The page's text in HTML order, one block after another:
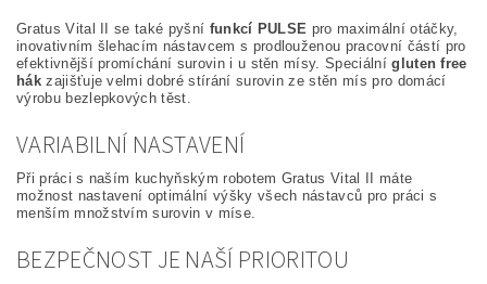
Gratus Vital II se také pyšní funkcí PULSE pro maximální otáčky,
inovativním šlehacím nástavcem s prodlouženou pracovní částí pro
efektivnější promíchání surovin i u stěn mísy. Speciálnígluten free
hákzajišťuje velmi dobré stírání surovin ze stěn mís pro domácí
výrobu bezlepkových těst.
VARIABILNÍ NASTAVENÍ
Při práci s naším kuchyňským robotem Gratus Vital II máte
možnost nastavení optimální výšky všech nástavců pro práci s
menším množstvím surovin v míse.
BEZPEČNOST JE NAŠÍ PRIORITOU